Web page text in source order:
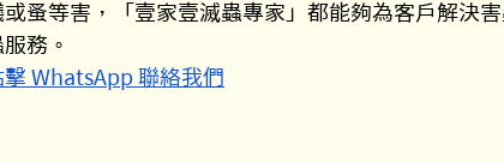
蚤等害，「壹家壹滅蟲專家」都能夠為客戶解決
務。
擊 WhatsApp 聯絡我們